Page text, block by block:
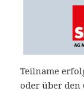
Teilname
oder über den